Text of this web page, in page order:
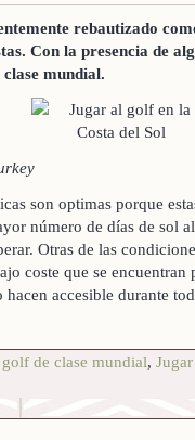
rebautizado
Con la presencia de
clase mundial.
son optimas porque
número de días de sol
Otras de las
coste que se
hacen accesible durante
de clase mundial,